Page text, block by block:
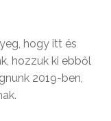
hogy itt és
hozzuk ki ebből
2019-ben,